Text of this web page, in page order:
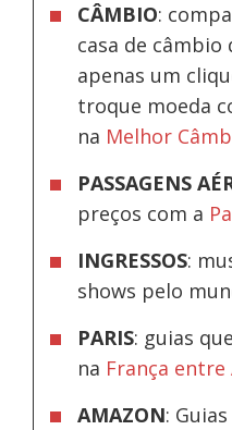
CÂMBIO:
casa de câmbio
apenas um
troque moeda
na Melhor
PASSAGENS
preços com a
INGRESSOS:
shows pelo
PARIS: guias
na França entre
AMAZON: